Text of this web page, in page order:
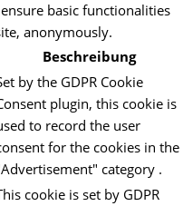
basic functionalities
anonymously.
Beschreibung
by the GDPR Cookie
plugin, this cookie is
to record the user
for the cookies in the
category .
cookie is set by GDPR